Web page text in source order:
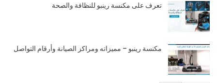
تعرف على مكنسة رينبو للنظافة والصحة
مكنسة رينبو – مميزاته ومراكز الصيانة وأرقام التواصل